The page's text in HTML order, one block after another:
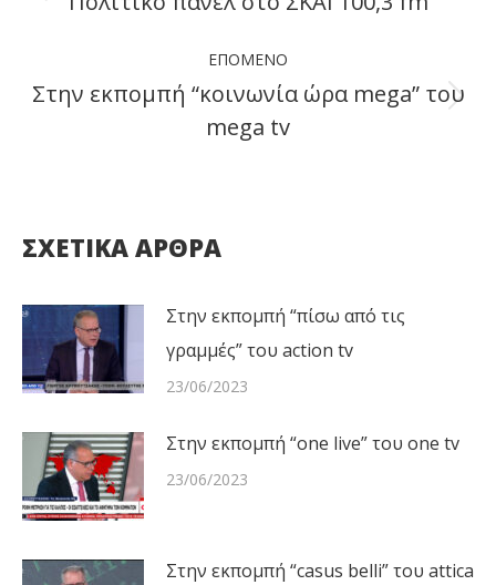
ΕΠΌΜΕΝΟ
Next
post:
Στην εκπομπή “κοινωνία ώρα mega” του
mega tv
ΣΧΕΤΙΚΑ ΑΡΘΡΑ
Στην εκπομπή “πίσω από τις
γραμμές” του action tv
23/06/2023
Στην εκπομπή “one live” του one tv
23/06/2023
Στην εκπομπή “casus belli” του attica